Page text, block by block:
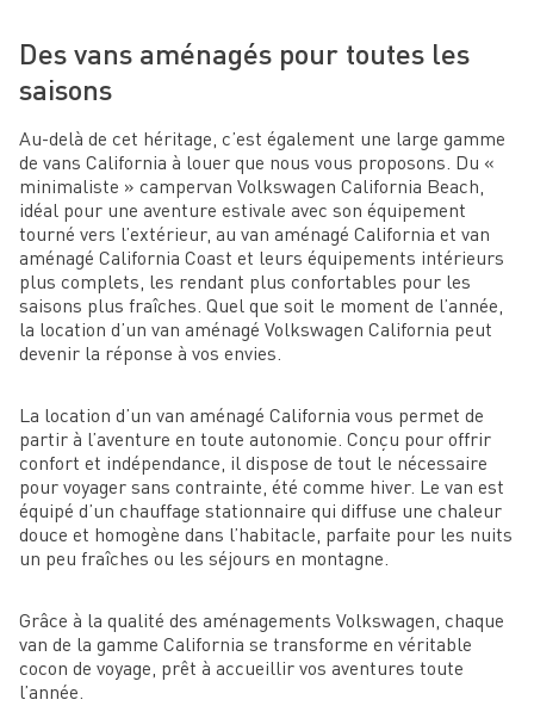
Des vans aménagés pour toutes les
saisons
Au-delà de cet héritage, c’est également une large gamme
de vans California à louer que nous vous proposons. Du «
minimaliste » campervan Volkswagen California Beach,
idéal pour une aventure estivale avec son équipement
tourné vers l’extérieur, au van aménagé California et van
aménagé California Coast et leurs équipements intérieurs
plus complets, les rendant plus confortables pour les
saisons plus fraîches. Quel que soit le moment de l’année,
la location d’un van aménagé Volkswagen California peut
devenir la réponse à vos envies.
La location d’un van aménagé California vous permet de
partir à l’aventure en toute autonomie. Conçu pour offrir
confort et indépendance, il dispose de tout le nécessaire
pour voyager sans contrainte, été comme hiver. Le van est
équipé d’un chauffage stationnaire qui diffuse une chaleur
douce et homogène dans l’habitacle, parfaite pour les nuits
un peu fraîches ou les séjours en montagne.
Grâce à la qualité des aménagements Volkswagen, chaque
van de la gamme California se transforme en véritable
cocon de voyage, prêt à accueillir vos aventures toute
l’année.